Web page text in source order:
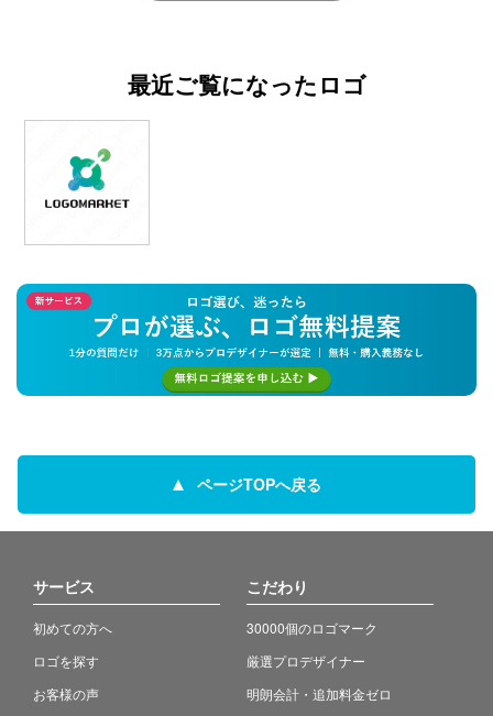
最近ご覧になったロゴ
ページTOPへ戻る
サービス
初めての方へ
ロゴを探す
お客様の声
こだわり
30000個のロゴマーク
厳選プロデザイナー
明朗会計・追加料金ゼロ